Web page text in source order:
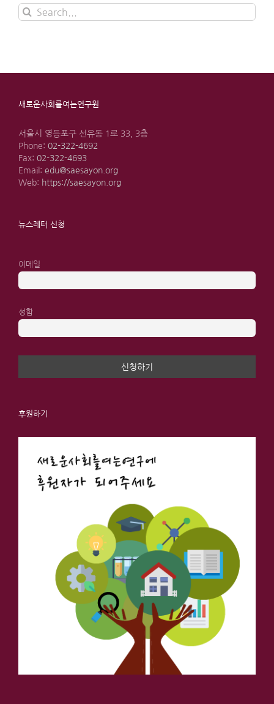
Search
for:
새로운사회를여는연구원
서울시 영등포구 선유동 1로 33, 3층
Phone: 02-322-4692
Fax: 02-322-4693
Email: edu@saesayon.org
Web: https://saesayon.org
뉴스레터 신청
이메일
성함
후원하기